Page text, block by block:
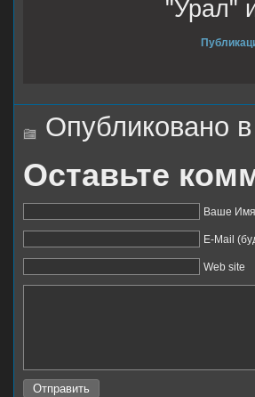
"Урал"
Опубликовано
Оставьте
Ваше
E-Mail
Web site